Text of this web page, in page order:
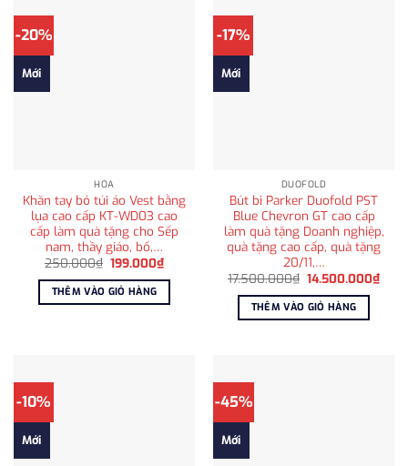
-20%
Mới
HỎA
Khăn tay bỏ túi áo Vest bằng
lụa cao cấp KT-WD03 cao
cấp làm quà tặng cho Sếp
nam, thầy giáo, bố,…
250.000₫ Giá
là:
250.000₫.
199.000₫Giá
tại
199.000₫.
THÊM VÀO GIỎ HÀNG
-17%
Mới
DUOFOLD
Bút bi Parker Duofold PST
Blue Chevron GT cao cấp
làm quà tặng Doanh nghiệp,
quà tặng cao cấp, quà tặng
20/11,…
17.500.000₫ Giá
là:
17.500.000₫.
14.500.000₫Giá
THÊM VÀO GIỎ HÀNG
-10%
Mới
-45%
Mới